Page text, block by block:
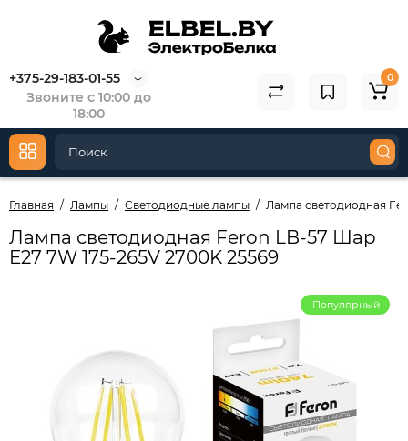
+375-29-183-01-55
Звоните с 10:00 до
18:00
0
Главная Лампы Светодиодные лампы Лампа светодиодная
Лампа светодиодная Feron LB-57 Шар
E27 7W 175-265V 2700K 25569
Популярный